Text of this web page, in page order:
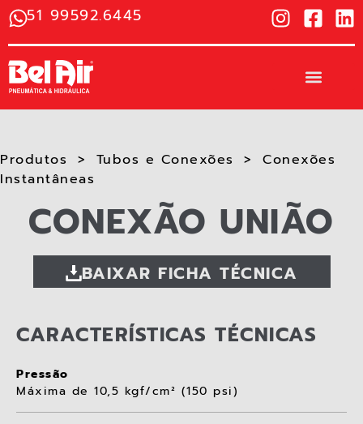
51 99592.6445
Produtos Tubos e Conexões
Conexões
Instantâneas​
CONEXÃO UNIÃO
BAIXAR FICHA TÉCNICA
CARACTERÍSTICAS TÉCNICAS
Pressão
Máxima de 10,5 kgf/cm² (150 psi)